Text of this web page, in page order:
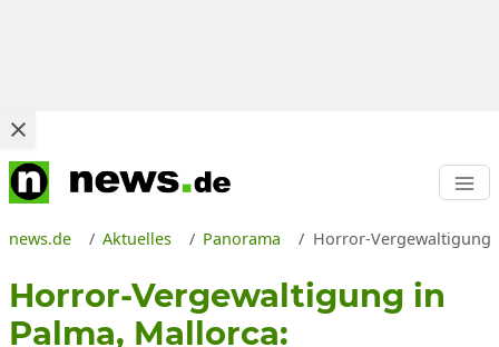
news.de Aktuelles Panorama Horror-Vergewaltigung
Horror-Vergewaltigung in
Palma, Mallorca: